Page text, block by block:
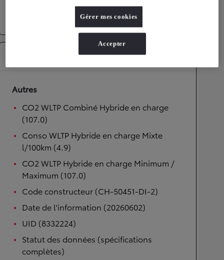
Boîte automatique
Autres
CO2 WLTP Combiné Hybride en charge
(107.0)
Conso WLTP Hybride en charge Mixte
l/100km (4.9)
CO2 WLTP Hybride en charge Minimum /
Maximum (107.0)
Code constructeur (CH-50451-DI-2)
Date de l'information (20260602)
UID (8332224)
Statut des données (spécifications
complètes)
Gérer mes cookies
Accepter